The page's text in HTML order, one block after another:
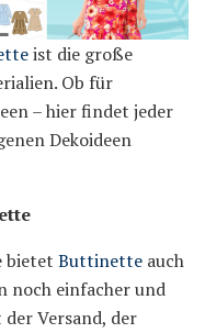
ist die große
Ob für
– hier findet jeder
Dekoideen
bietet Buttinette auch
noch einfacher und
Versand, der